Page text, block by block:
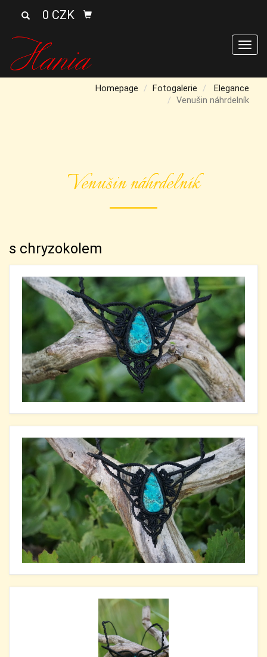
0 CZK
Homepage Fotogalerie
Elegance
Venušin náhrdelník
Venušin náhrdelník
s chryzokolem